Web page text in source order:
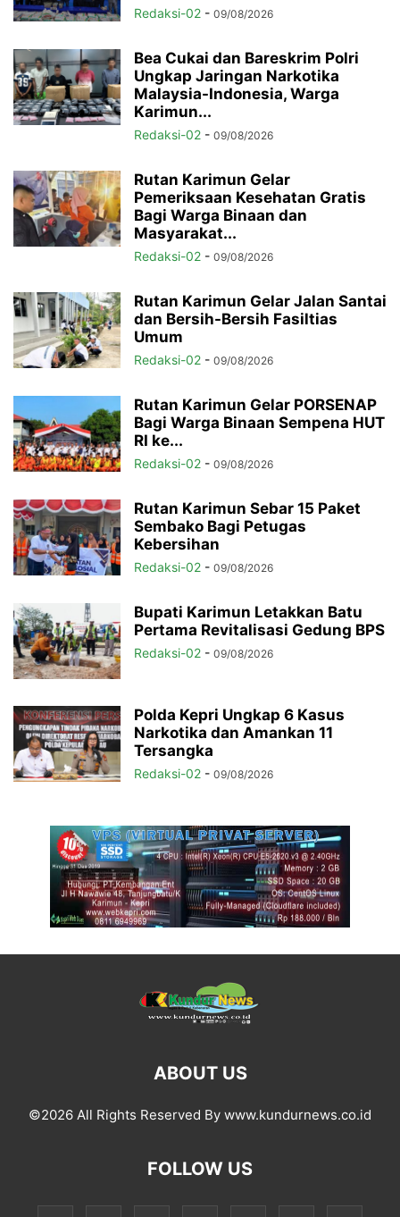
Redaksi-02 - 09/08/2026
Bea Cukai dan Bareskrim Polri
Ungkap Jaringan Narkotika
Malaysia-Indonesia, Warga
Karimun...
Redaksi-02 - 09/08/2026
Rutan Karimun Gelar
Pemeriksaan Kesehatan Gratis
Bagi Warga Binaan dan
Masyarakat...
Redaksi-02 - 09/08/2026
Rutan Karimun Gelar Jalan Santai
dan Bersih-Bersih Fasiltias
Umum
Redaksi-02 - 09/08/2026
Rutan Karimun Gelar PORSENAP
Bagi Warga Binaan Sempena HUT
RI ke...
Redaksi-02 - 09/08/2026
Rutan Karimun Sebar 15 Paket
Sembako Bagi Petugas
Kebersihan
Redaksi-02 - 09/08/2026
Bupati Karimun Letakkan Batu
Pertama Revitalisasi Gedung BPS
Redaksi-02 - 09/08/2026
Polda Kepri Ungkap 6 Kasus
Narkotika dan Amankan 11
Tersangka
Redaksi-02 - 09/08/2026
ABOUT US
©2026 All Rights Reserved By www.kundurnews.co.id
FOLLOW US